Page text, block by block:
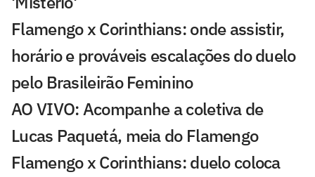
Flamengo x Corinthians: onde assistir,
horário e prováveis escalações do duelo
pelo Brasileirão Feminino
AO VIVO: Acompanhe a coletiva de
Lucas Paquetá, meia do Flamengo
Flamengo x Corinthians: duelo coloca